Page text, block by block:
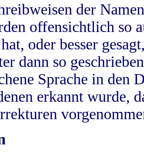
der
offensichtlich so
oder besser
dann so
Sprache in
erkannt wurde,